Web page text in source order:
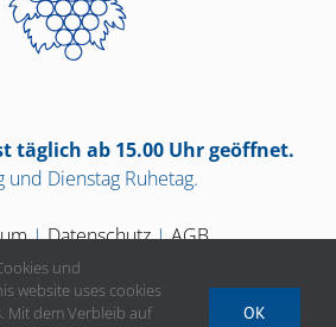
täglich ab 15.00 Uhr geöffnet.
und Dienstag Ruhetag.
|Datenschutz|AGB
und
website uses cookies
Mit dem Verbleib auf
OK